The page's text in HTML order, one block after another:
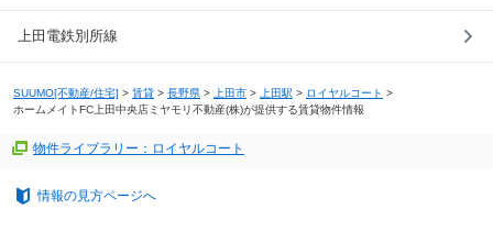
上田電鉄別所線
SUUMO[不動産/住宅] > 賃貸 > 長野県 > 上田市 > 上田駅 > ロイヤルコート >
ホームメイトFC上田中央店ミヤモリ不動産(株)が提供する賃貸物件情報
物件ライブラリー：ロイヤルコート
情報の見方ページへ